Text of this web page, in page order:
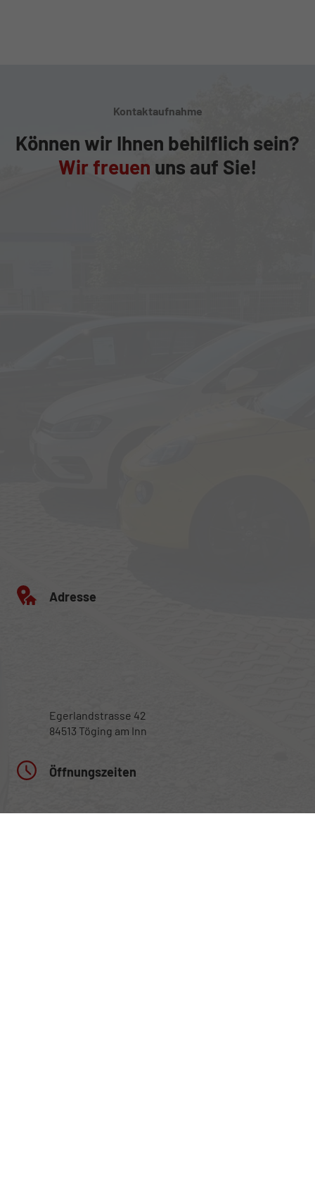
Kontaktaufnahme
Können wir Ihnen behilflich sein?
Wir freuen uns auf Sie!
Adresse
Egerlandstrasse 42
84513 Töging am Inn
Öffnungszeiten